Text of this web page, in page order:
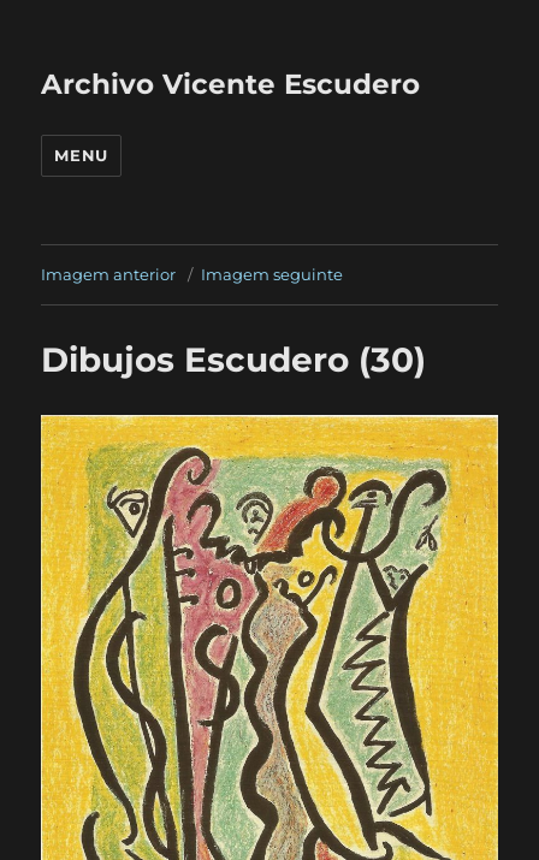
Archivo Vicente Escudero
MENU
Imagem anterior Imagem seguinte
Dibujos Escudero (30)